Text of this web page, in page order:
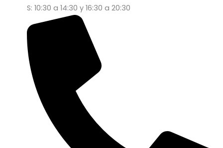
S: 10:30 a 14:30 y 16:30 a 20:30